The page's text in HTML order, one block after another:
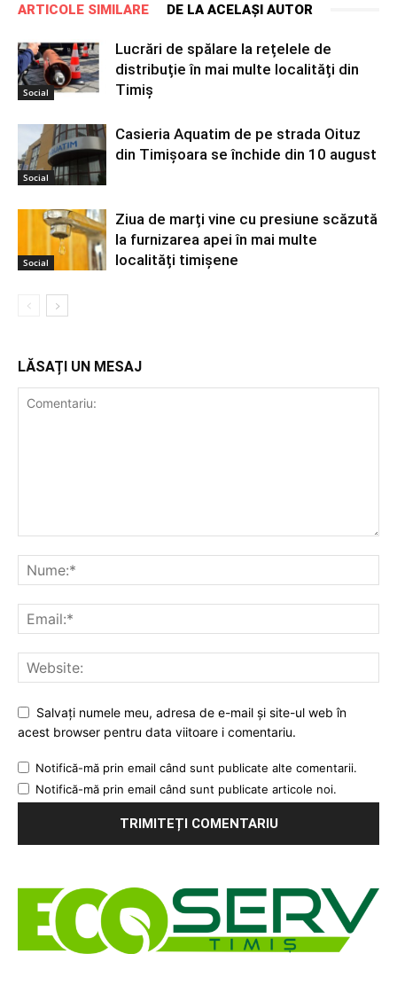
ARTICOLE SIMILARE DE LA ACELAȘI AUTOR
Social
Lucrări de spălare la rețelele de
distribuție în mai multe localități din
Timiș
Social
Casieria Aquatim de pe strada Oituz
din Timișoara se închide din 10 august
Social
Ziua de marți vine cu presiune scăzută
la furnizarea apei în mai multe
localități timișene
LĂSAȚI UN MESAJ
Salvați numele meu, adresa de e-mail și site-ul web în
acest browser pentru data viitoare i comentariu.
Notifică-mă prin email când sunt publicate alte comentarii.
Notifică-mă prin email când sunt publicate articole noi.